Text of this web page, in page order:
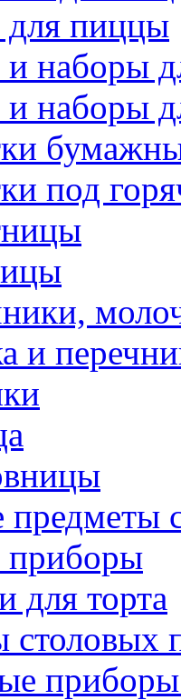
для пиццы
и наборы
и наборы
под
и
приборы
для торта
столовых